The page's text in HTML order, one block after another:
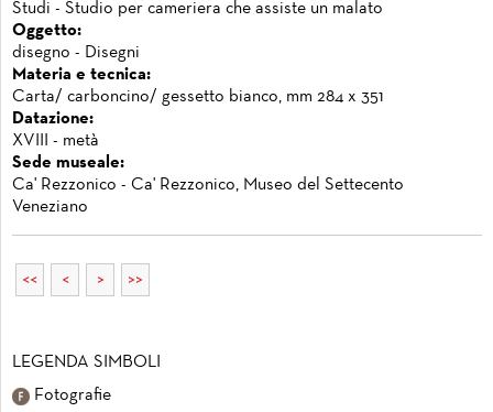
Studi - Studio per cameriera che assiste un malato
Oggetto:
disegno - Disegni
Materia e tecnica:
Carta/ carboncino/ gessetto bianco, mm 284 x 351
Datazione:
XVIII - metà
Sede museale:
Ca' Rezzonico - Ca' Rezzonico, Museo del Settecento
Veneziano
<< < > >>
LEGENDA SIMBOLI
Fotografie